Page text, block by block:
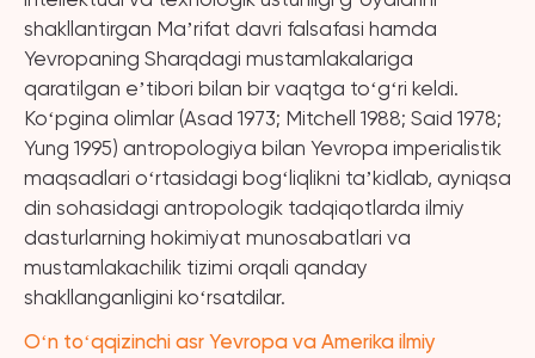
shakllantirgan Maʼrifat davri falsafasi hamda
Yevropaning Sharqdagi mustamlakalariga
qaratilgan eʼtibori bilan bir vaqtga toʻgʻri keldi.
Koʻpgina olimlar (Asad 1973; Mitchell 1988; Said 1978;
Yung 1995) antropologiya bilan Yevropa imperialistik
maqsadlari oʻrtasidagi bogʻliqlikni taʼkidlab, ayniqsa
din sohasidagi antropologik tadqiqotlarda ilmiy
dasturlarning hokimiyat munosabatlari va
mustamlakachilik tizimi orqali qanday
shakllanganligini koʻrsatdilar.
Oʻn toʻqqizinchi asr Yevropa va Amerika ilmiy